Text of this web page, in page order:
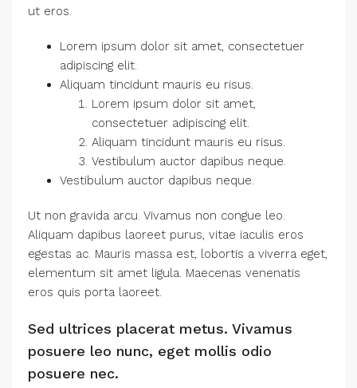
ut eros.
Lorem ipsum dolor sit amet, consectetuer
adipiscing elit.
Aliquam tincidunt mauris eu risus.
Lorem ipsum dolor sit amet,
consectetuer adipiscing elit.
Aliquam tincidunt mauris eu risus.
Vestibulum auctor dapibus neque.
Vestibulum auctor dapibus neque.
Ut non gravida arcu. Vivamus non congue leo.
Aliquam dapibus laoreet purus, vitae iaculis eros
egestas ac. Mauris massa est, lobortis a viverra eget,
elementum sit amet ligula. Maecenas venenatis
eros quis porta laoreet.
Sed ultrices placerat metus. Vivamus
posuere leo nunc, eget mollis odio
posuere nec.